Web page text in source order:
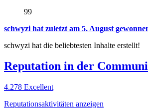
99
schwyzi hat zuletzt am 5. August
schwyzi hat die beliebtesten Inhalte erstellt!
Reputation in der
4.278 Excellent
Reputationsaktivitäten anzeigen